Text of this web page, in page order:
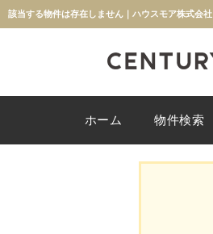
該当する物件は存在しません｜ハウスモア株式会社
ホーム 物件検索